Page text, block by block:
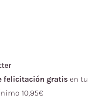
felicitación gratis en tu
10,95€